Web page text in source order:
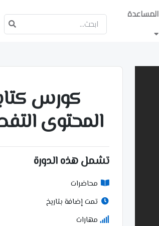
المساعدة
كورس
المحتوى
تشمل هذه الدورة
محاضرات
تمت إضافة بتاريخ
مهارات